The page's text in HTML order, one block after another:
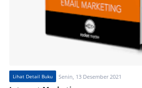
Lihat Detail Buku Senin, 13 Desember 2021